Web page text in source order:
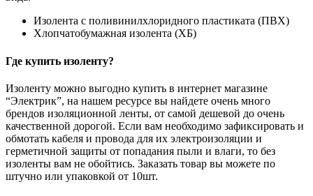
Изолента с поливинилхлоридного пластиката (ПВХ)
Хлопчатобумажная изолента (ХБ)
Где купить изоленту?
Изоленту можно выгодно купить в интернет магазине
“Электрик”, на нашем ресурсе вы найдете очень много
брендов изоляционной ленты, от самой дешевой до очень
качественной дорогой. Если вам необходимо зафиксировать и
обмотать кабеля и провода для их электроизоляции и
герметичной защиты от попадания пыли и влаги, то без
изоленты вам не обойтись. Заказать товар вы можете по
штучно или упаковкой от 10шт.